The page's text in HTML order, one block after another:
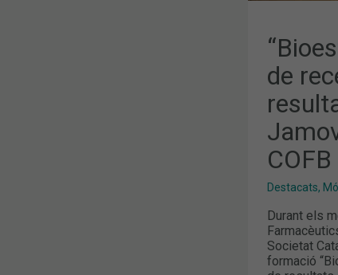
de
COFB
Destacats,
Durant els
Societat
formació